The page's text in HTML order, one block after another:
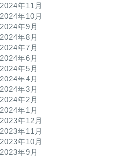
2024年11月
2024年10月
2024年9月
2024年8月
2024年7月
2024年6月
2024年5月
2024年4月
2024年3月
2024年2月
2024年1月
2023年12月
2023年11月
2023年10月
2023年9月